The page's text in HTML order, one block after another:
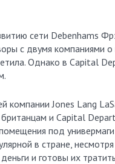
сети Debenhams
с двумя компаниями
Однако в Capital
компании Jones Lang
и Capital
под
в стране,
и готовы их